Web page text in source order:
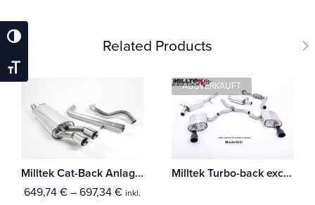
Umschalten Auf Hohe Kontraste
Schrift Vergrößern
Related Products
Milltek Cat-Back Anlage Seat Leon 1.8T Sport und Cupra 180PS
649,74 € – 697,34 € inkl.
AUSVERKAUFT
Milltek Turbo-back excluding Hi-Flow Sports Cat Seat Ibiza Cupra / Bocanegra 1.4 TSI 180PS